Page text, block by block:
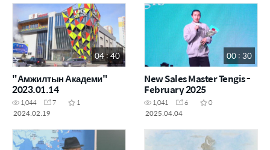
04 : 40
"Амжилтын Академи"
2023.01.14
1,044 7
1
2024.02.19
00 : 30
New Sales Master Tengis -
February 2025
1,041 6
0
2025.04.04